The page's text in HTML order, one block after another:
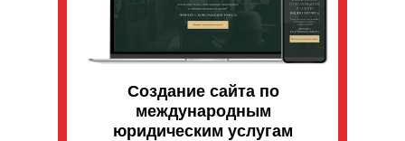
Создание сайта по
международным
юридическим услугам